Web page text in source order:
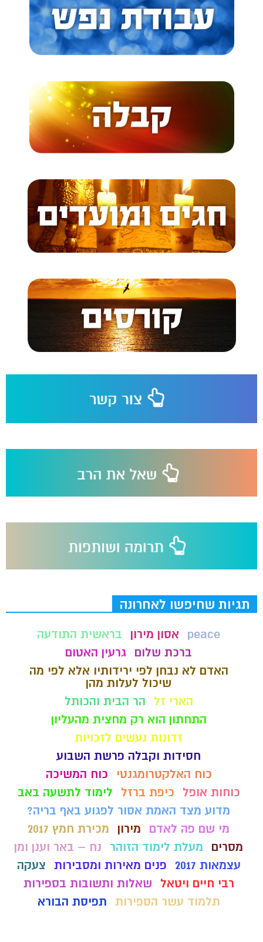
תגיות שחיפשו לאחרונה
peace אסון מירון
בראשית התודעה
ברכת שלום גרעין האטום
האדם לא נבחן לפי ירידותיו אלא לפי מה
שיכול לעלות מהן
הארי זל
הר הבית והכותל
התחתון הוא רק מחצית מהעליון
זדונות נעשים לזכויות
חסידות וקבלה פרשת השבוע
כוח האלקטרומגנטי
כוח המשיכה
כוחות אופל
כיפת ברזל
לימוד לתשעה באב
מדוע מצד האמת אסור לפגוע באף בריה?
מי שם פה לאדם
מירון
מכירת חמץ 2017
מסרים
מעלת לימוד הזוהר
נח – באר וענן ומן
עצמאות 2017
פנים מאירות ומסבירות צעקה
רבי חיים ויטאל
שאלות ותשובות בספירות
תלמוד עשר הספירות תפיסת הבורא